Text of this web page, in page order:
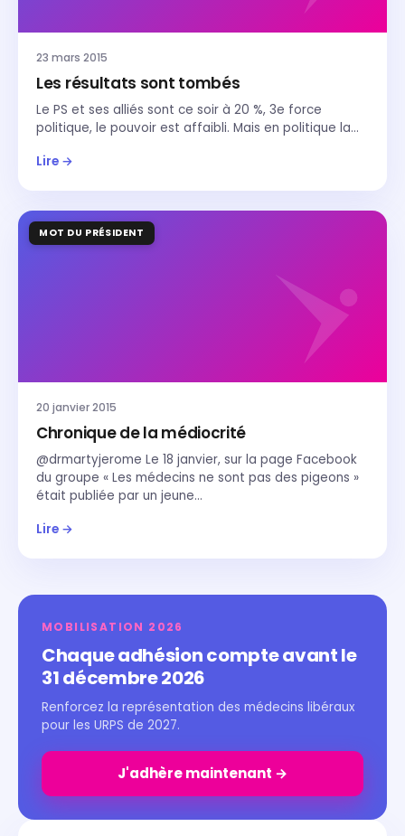
23 mars 2015
Les résultats sont tombés
Le PS et ses alliés sont ce soir à 20 %, 3e force
politique, le pouvoir est affaibli. Mais en politique la…
Lire →
MOT DU PRÉSIDENT
20 janvier 2015
Chronique de la médiocrité
@drmartyjerome Le 18 janvier, sur la page Facebook
du groupe « Les médecins ne sont pas des pigeons »
était publiée par un jeune…
Lire →
MOBILISATION 2026
Chaque adhésion compte avant le
31 décembre 2026
Renforcez la représentation des médecins libéraux
pour les URPS de 2027.
J'adhère maintenant →